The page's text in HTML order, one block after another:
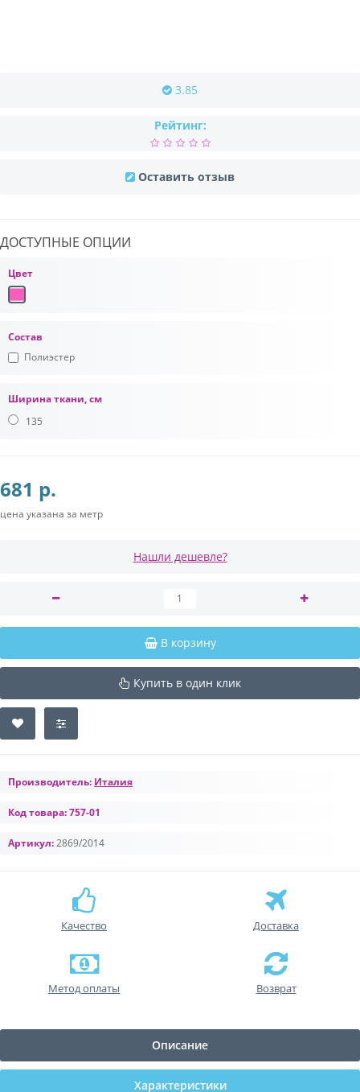
3.85
Рейтинг:
Оставить отзыв
ДОСТУПНЫЕ ОПЦИИ
Цвет
Состав
Полиэстер
Ширина ткани, см
135
681 р.
цена указана за метр
Нашли дешевле?
В корзину
Купить в один клик
Производитель: Италия
Код товара:757-01
Артикул:2869/2014
Качество Доставка
Метод оплаты Возврат
Описание
Характеристики